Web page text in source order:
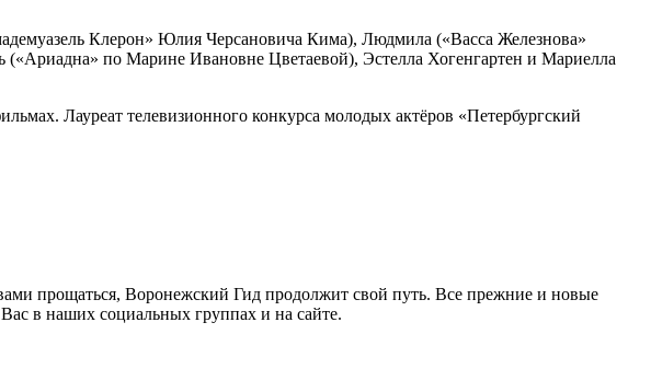
Клерон» Юлия Черсановича Кима), Людмила («Васса Железнова»
по Марине Ивановне Цветаевой), Эстелла Хогенгартен и Мариелла
Лауреат телевизионного конкурса молодых актёров «Петербургский
прощаться, Воронежский Гид продолжит свой путь. Все прежние и новые
в наших социальных группах и на сайте.